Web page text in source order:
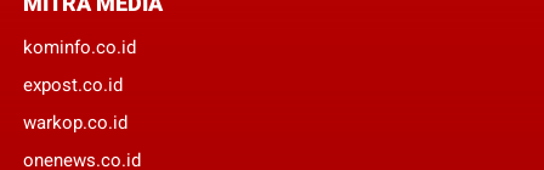
kominfo.co.id
expost.co.id
warkop.co.id
onenews.co.id